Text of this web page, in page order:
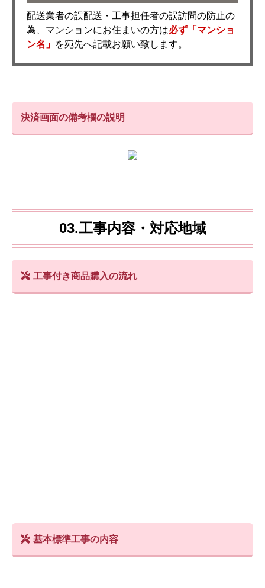
配送業者の誤配送・工事担任者の誤訪問の防止の
為、マンションにお住まいの方は必ず「マンショ
ン名」 を宛先へ記載お願い致します。
決済画面の備考欄の説明
03.工事内容・対応地域
工事付き商品購入の流れ
基本標準工事の内容